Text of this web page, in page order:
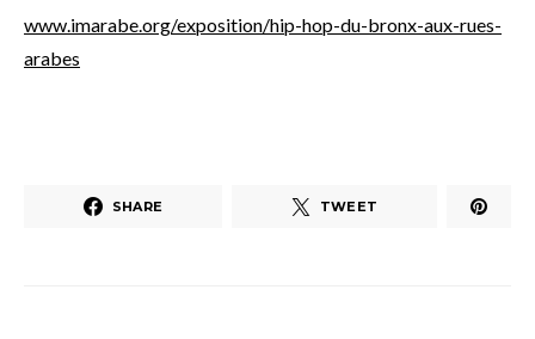
www.imarabe.org/exposition/hip-hop-du-bronx-aux-rues-
arabes
SHARE TWEET